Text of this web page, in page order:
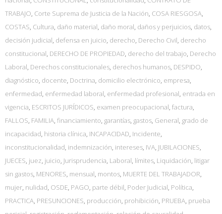
TRABAJO, Corte Suprema de Justicia de la Nación, COSA RIESGOSA,
COSTAS, Cultura, daño material, daño moral, daños y perjuicios, datos,
decisión judicial, defensa en juicio, derecho, Derecho Civil, derecho
constitucional, DERECHO DE PROPIEDAD, derecho del trabajo, Derecho
Laboral, Derechos constitucionales, derechos humanos, DESPIDO,
diagnóstico, docente, Doctrina, domicilio electrónico, empresa,
enfermedad, enfermedad laboral, enfermedad profesional, entrada en
vigencia, ESCRITOS JURÍDICOS, examen preocupacional, factura,
FALLOS, FAMILIA, financiamiento, garantías, gastos, General, grado de
incapacidad, historia clínica, INCAPACIDAD, Incidente,
inconstitucionalidad, indemnización, intereses, IVA, JUBILACIONES,
JUECES, juez, juicio, Jurisprudencia, Laboral, límites, Liquidación, litigar
sin gastos, MENORES, mensual, montos, MUERTE DEL TRABAJADOR,
mujer, nulidad, OSDE, PAGO, parte débil, Poder Judicial, Política,
PRACTICA, PRESUNCIONES, producción, prohibición, PRUEBA, prueba